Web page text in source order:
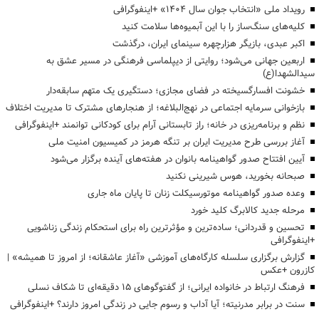
رویداد ملی «انتخاب جوان سال ۱۴۰۴» +اینفوگرافی
کلیه‌های سنگ‌ساز را با این آبمیوه‌ها سلامت کنید
اکبر عبدی، بازیگر هزارچهره سینمای ایران، درگذشت
اربعین جهانی می‌شود؛ روایتی از دیپلماسی فرهنگی در مسیر عشق به
سیدالشهدا(ع)
خشونت افسارگسیخته در فضای مجازی؛ دستگیری یک متهم سابقه‌دار
بازخوانی سرمایه اجتماعی در نهج‌البلاغه؛ از هنجارهای مشترک تا مدیریت اختلاف
نظم و برنامه‌ریزی در خانه؛ راز تابستانی آرام برای کودکانی توانمند +اینفوگرافی
آغاز بررسی طرح مدیریت ایران بر تنگه هرمز در کمیسیون امنیت ملی
آیین افتتاح صدور گواهینامه بانوان در هفته‌های آینده برگزار می‌شود
صبحانه بخورید، هوس شیرینی نکنید
وعده صدور گواهینامه موتورسیکلت زنان تا پایان ماه جاری
مرحله جدید کالابرگ کلید خورد
تحسین و قدردانی؛ ساده‌ترین و مؤثرترین راه برای استحکام زندگی زناشویی
+اینفوگرافی
گزارش برگزاری سلسله کارگاه‌های آموزشی «آغاز عاشقانه؛ از امروز تا همیشه» |
کازرون +عکس
فرهنگ ارتباط در خانواده ایرانی؛ از گفتوگوهای ۱۵ دقیقه‌ای تا شکاف نسلی
سنت در برابر مدرنیته؛ آیا آداب و رسوم جایی در زندگی امروز دارند؟ +اینفوگرافی